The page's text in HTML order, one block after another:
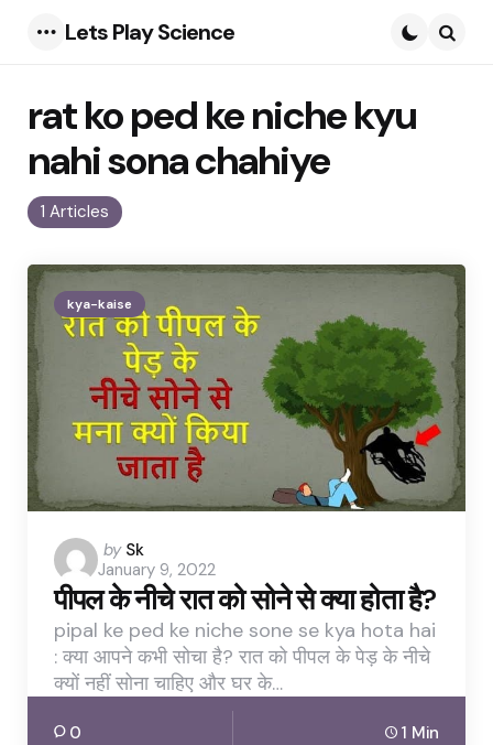
Lets Play Science
1 Articles
rat ko ped ke niche kyu
nahi sona chahiye
kya-kaise
Posted
by
by Sk
January 9, 2022
पीपल के नीचे रात को सोने से क्या होता है?
pipal ke ped ke niche sone se kya hota hai
: क्या आपने कभी सोचा है? रात को पीपल के पेड़ के नीचे
क्यों नहीं सोना चाहिए और घर के…
0 1 Min